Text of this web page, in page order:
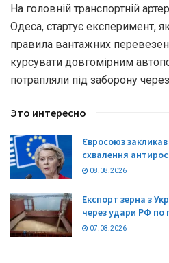
На головній транспортній
Одеса, стартує експеримент,
правила вантажних
курсувати довгомірним
потрапляли під заборону
Это интересно
Євросоюз
схвалення
08.08.2026
Експорт зерна з
через удари РФ по
07.08.2026